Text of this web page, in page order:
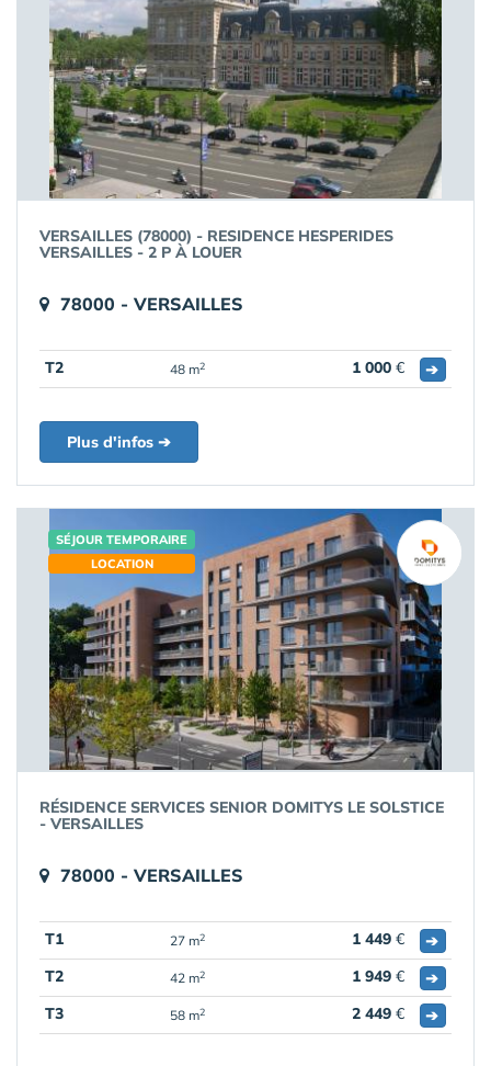
VERSAILLES (78000) - RESIDENCE HESPERIDES
VERSAILLES - 2 P À LOUER
78000 - VERSAILLES
T2 48 m2 1 000 € ➔
Plus d'infos ➔
SÉJOUR TEMPORAIRE
LOCATION
RÉSIDENCE SERVICES SENIOR DOMITYS LE SOLSTICE
- VERSAILLES
78000 - VERSAILLES
T1 27 m2 1 449 €
➔
T2
42 m2 1 949 €
➔
T3
58 m2 2 449 € ➔